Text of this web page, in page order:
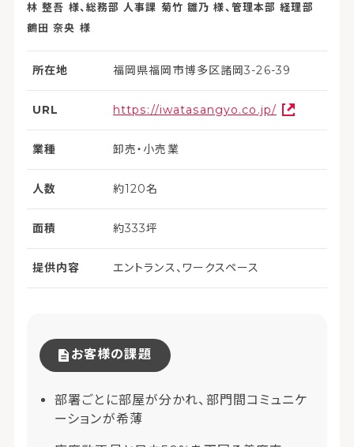
林 整吾 様、総務部 人事課 菊竹 雛乃 様、管理本部 経理部
鶴田 奈央 様
所在地 福岡県福岡市博多区諸岡3-26-39
URL https://iwatasangyo.co.jp/
業種 卸売・小売業
人数 約120名
面積 約333坪
提供内容 エントランス、ワークスペース
お客様の課題
部署ごとに部屋が分かれ、部門間コミュニケ
ーションが希薄